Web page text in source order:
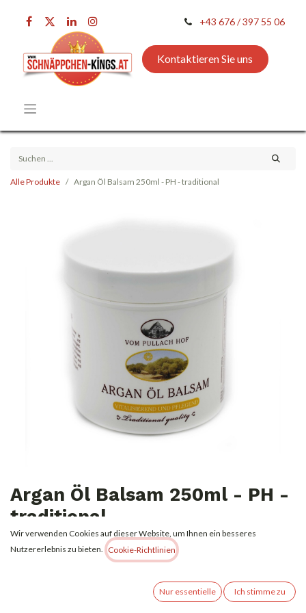
+43 676 / 397 55 06
Kontaktieren Sie uns
Alle Produkte Argan Öl Balsam 250ml - PH - traditional
Argan Öl Balsam 250ml - PH -
traditional
3,99€ Alle Preise inkl. MwSt.zzgl. Versandkosten
Wir verwenden Cookies auf dieser Website, um Ihnen ein besseres
Nutzererlebnis zu bieten.
Cookie-Richtlinien
Nur essentielle Ich stimme zu